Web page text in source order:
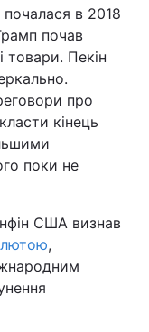
в 2018
почав
товари. Пекін
про
кінець
поки не
США визнав
,